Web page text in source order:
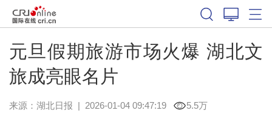
元旦假期旅游市场火爆 湖北文
旅成亮眼名片
来源： 湖北日报 | 2026-01-04 09:47:19 5.5万